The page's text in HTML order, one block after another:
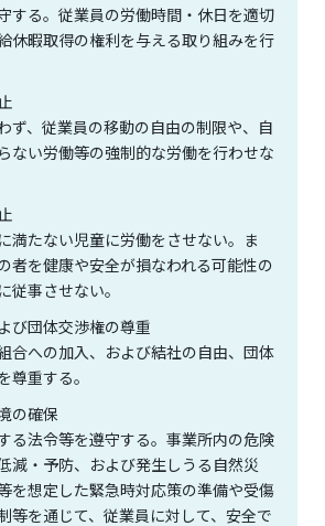
する。従業員の労働時間・休日を適切
休暇取得の権利を与える取り組みを行
ず、従業員の移動の自由の制限や、自
ない労働等の強制的な労働を行わせな
満たない児童に労働をさせない。ま
者を健康や安全が損なわれる可能性の
従事させない。
び団体交渉権の尊重
合への加入、および結社の自由、団体
尊重する。
の確保
る法令等を遵守する。事業所内の危険
減・予防、および発生しうる自然災
を想定した緊急時対応策の準備や受傷
等を通じて、従業員に対して、安全で